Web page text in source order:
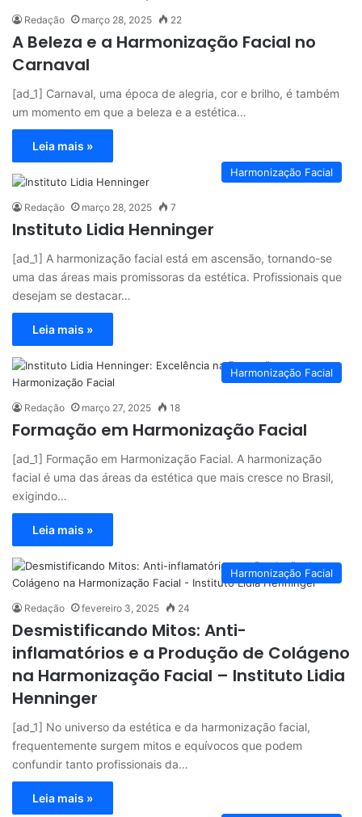
Redação março 28, 2025 22
A Beleza e a Harmonização Facial no
Carnaval
[ad_1] Carnaval, uma época de alegria, cor e brilho, é também
um momento em que a beleza e a estética…
Leia mais »
Harmonização Facial
Redação março 28, 2025 7
Instituto Lidia Henninger
[ad_1] A harmonização facial está em ascensão, tornando-se
uma das áreas mais promissoras da estética. Profissionais que
desejam se destacar…
Leia mais »
Harmonização Facial
Redação março 27, 2025 18
Formação em Harmonização Facial
[ad_1] Formação em Harmonização Facial. A harmonização
facial é uma das áreas da estética que mais cresce no Brasil,
exigindo…
Leia mais »
Harmonização Facial
Redação fevereiro 3, 2025 24
Desmistificando Mitos: Anti-
inflamatórios e a Produção de Colágeno
na Harmonização Facial – Instituto Lidia
Henninger
[ad_1] No universo da estética e da harmonização facial,
frequentemente surgem mitos e equívocos que podem
confundir tanto profissionais da…
Leia mais »